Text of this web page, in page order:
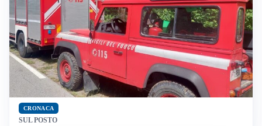
CRONACA
SUL POSTO